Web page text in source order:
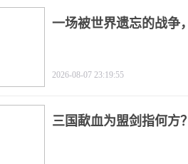
一场被世界遗忘的战争
2026-08-07 23:19:55
三国歃血为盟剑指何方